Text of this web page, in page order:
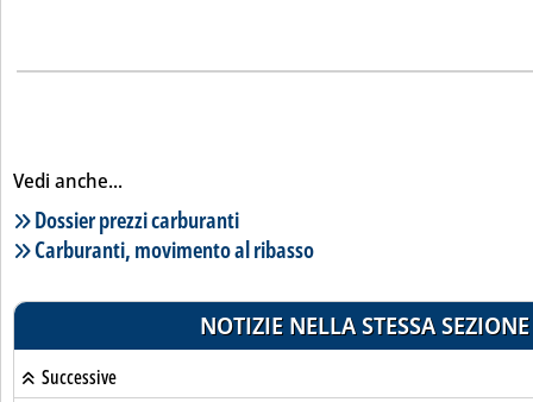
Vedi anche...
Lista notizie correlate
Dossier prezzi carburanti
Carburanti, movimento al ribasso
NOTIZIE NELLA STESSA SEZIONE
Successive